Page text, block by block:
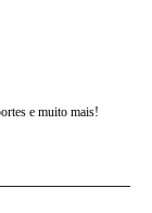
e muito mais!